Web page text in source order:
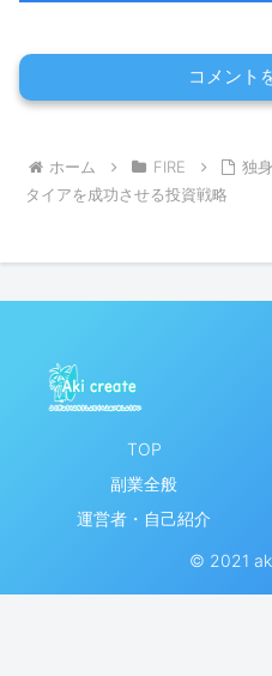
コメント
ホーム FIRE
独
タイアを成功させる投資戦略
TOP
副業全般
運営者・自己紹介
© 2021